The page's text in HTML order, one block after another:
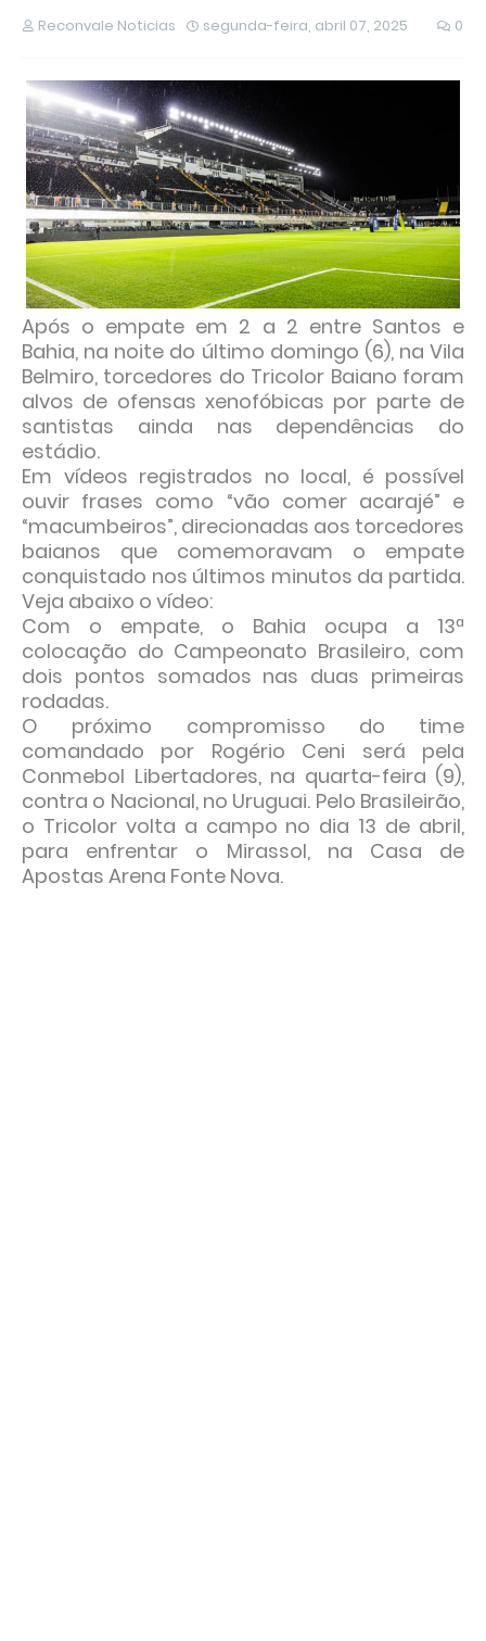
Reconvale Noticias segunda-feira, abril 07, 2025 0
Após o empate em 2 a 2 entre Santos e
Bahia, na noite do último domingo (6), na Vila
Belmiro, torcedores do Tricolor Baiano foram
alvos de ofensas xenofóbicas por parte de
santistas ainda nas dependências do
estádio.
Em vídeos registrados no local, é possível
ouvir frases como “vão comer acarajé” e
“macumbeiros”, direcionadas aos torcedores
baianos que comemoravam o empate
conquistado nos últimos minutos da partida.
Veja abaixo o vídeo:
Com o empate, o Bahia ocupa a 13ª
colocação do Campeonato Brasileiro, com
dois pontos somados nas duas primeiras
rodadas.
O próximo compromisso do time
comandado por Rogério Ceni será pela
Conmebol Libertadores, na quarta-feira (9),
contra o Nacional, no Uruguai. Pelo Brasileirão,
o Tricolor volta a campo no dia 13 de abril,
para enfrentar o Mirassol, na Casa de
Apostas Arena Fonte Nova.